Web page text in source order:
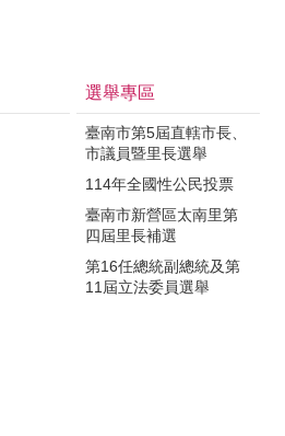
選舉專區
臺南市第5屆直轄市長、
市議員暨里長選舉
114年全國性公民投票
臺南市新營區太南里第
四屆里長補選
第16任總統副總統及第
11屆立法委員選舉